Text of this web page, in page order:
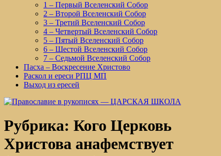
1 – Первый Вселенский Собор
2 – Второй Вселенский Собор
3 – Третий Вселенский Собор
4 – Четвертый Вселенский Собор
5 – Пятый Вселенский Собор
6 – Шестой Вселенский Собор
7 – Седьмой Вселенский Собор
Пасха – Воскресение Христово
Раскол и ереси РПЦ МП
Выход из ересей
Рубрика: Кого Церковь
Христова анафемствует